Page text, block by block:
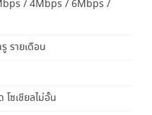
/ 4Mbps / 6Mbps /
รายเดือน
โซเชียลไม่อั้น